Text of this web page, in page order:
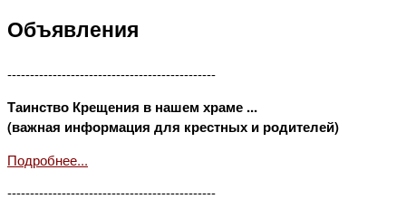
Объявления
----------------------------------------------
Таинство Крещения в нашем храме ...
(важная информация для крестных и родителей)
Подробнее...
----------------------------------------------